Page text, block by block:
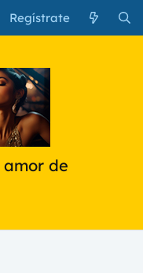
Regístrate
amor de